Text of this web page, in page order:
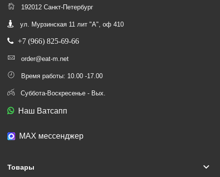
192012 Санкт-Петербург
ул. Мурзинская 11 лит "А", оф 410
+7 (966) 825-69-66
order@eat-m.net
Время работы: 10.00 -17.00
Суббота-Воскресенье - Вых.
Наш Ватсапп
МАХ мессенджер
Товары keyboard_arrow_down